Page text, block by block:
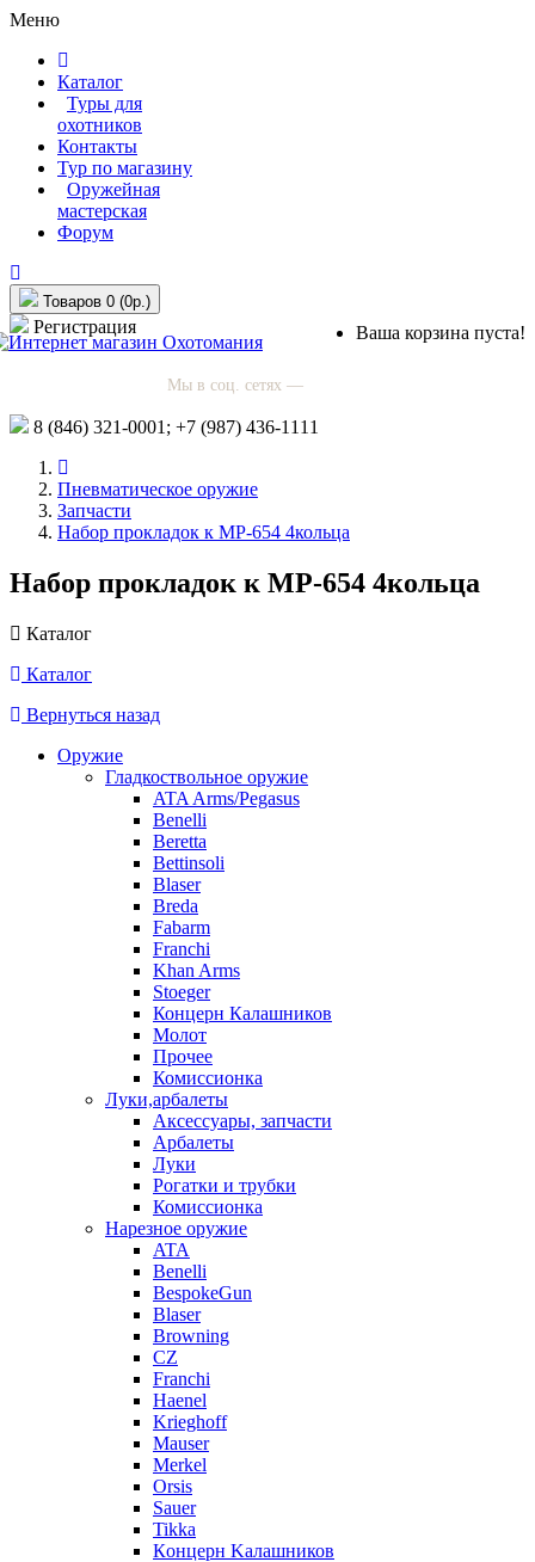
Меню
Каталог
Туры для
охотников
Контакты
Тур по магазину
Оружейная
мастерская
Форум
Товаров 0 (0р.)
Ваша корзина пуста!
Регистрация
Мы в соц. сетях —
8 (846) 321-0001; +7 (987) 436-1111
Пневматическое оружие
Запчасти
Набор прокладок к МР-654 4кольца
Набор прокладок к МР-654 4кольца
Каталог
Каталог
Вернуться назад
Оружие
Гладкоствольное оружие
ATA Arms/Pegasus
Benelli
Beretta
Bettinsoli
Blaser
Breda
Fabarm
Franchi
Khan Arms
Stoeger
Концерн Калашников
Молот
Прочее
Комиссионка
Луки,арбалеты
Аксессуары, запчасти
Арбалеты
Луки
Рогатки и трубки
Комиссионка
Нарезное оружие
ATA
Benelli
BespokeGun
Blaser
Browning
CZ
Franchi
Haenel
Krieghoff
Mauser
Merkel
Orsis
Sauer
Tikka
Кoнцеpн Kалашников